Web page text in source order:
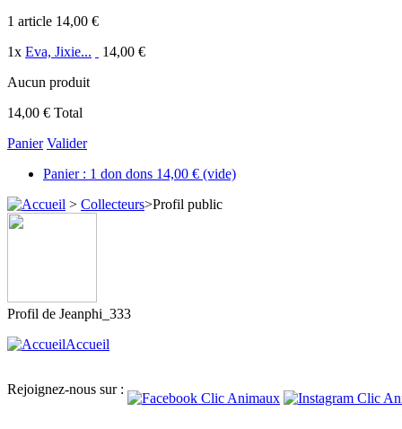
1 article 14,00 €
1x Eva, Jixie...
14,00 €
Aucun produit
14,00 € Total
Panier Valider
Panier : 1 don dons 14,00 € (vide)
> Collecteurs>Profil public
Profil de Jeanphi_333
Accueil
Rejoignez-nous sur :